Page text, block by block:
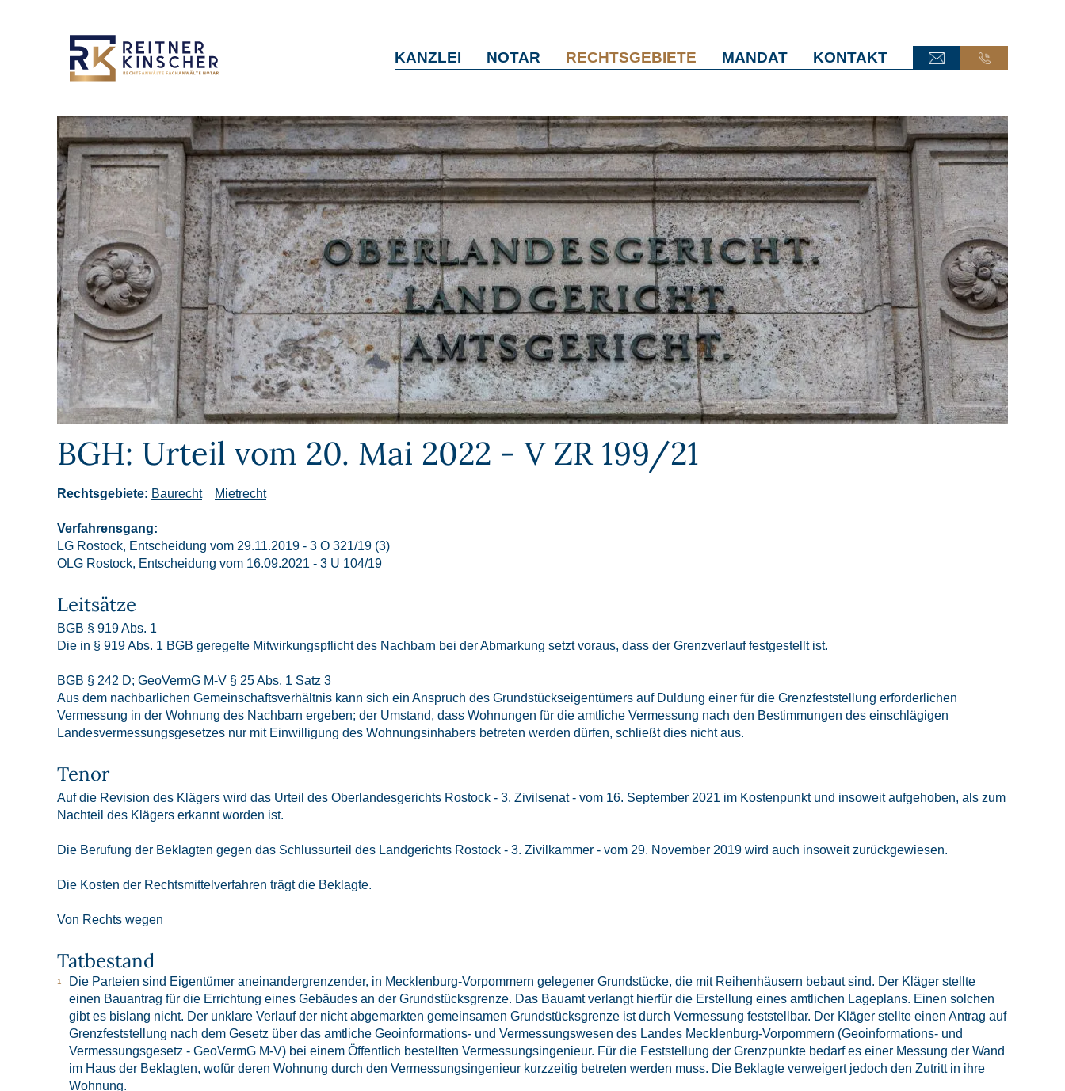
KANZLEI NOTAR RECHTSGEBIETE MANDAT KONTAKT
ONLINE-TERMINANFRAGE
ONLINE-AKTE
ONLINE-TERMINANFRAGE
ONLINE-AKTE
BGH: Urteil vom 20. Mai 2022 - V ZR 199/21
Rechtsgebiete: Baurecht Mietrecht
Verfahrensgang:
LG Rostock, Entscheidung vom 29.11.2019 - 3 O 321/19 (3)
OLG Rostock, Entscheidung vom 16.09.2021 - 3 U 104/19
Leitsätze
BGB § 919 Abs. 1
Die in § 919 Abs. 1 BGB geregelte Mitwirkungspflicht des Nachbarn bei der Abmarkung setzt voraus, dass der Grenzverlauf festgestellt ist.
BGB § 242 D; GeoVermG M-V § 25 Abs. 1 Satz 3
Aus dem nachbarlichen Gemeinschaftsverhältnis kann sich ein Anspruch des Grundstückseigentümers auf Duldung einer für die Grenzfeststellung erforderlichen
Vermessung in der Wohnung des Nachbarn ergeben; der Umstand, dass Wohnungen für die amtliche Vermessung nach den Bestimmungen des einschlägigen
Landesvermessungsgesetzes nur mit Einwilligung des Wohnungsinhabers betreten werden dürfen, schließt dies nicht aus.
Tenor
Auf die Revision des Klägers wird das Urteil des Oberlandesgerichts Rostock - 3. Zivilsenat - vom 16. September 2021 im Kostenpunkt und insoweit aufgehoben, als zum
Nachteil des Klägers erkannt worden ist.
Die Berufung der Beklagten gegen das Schlussurteil des Landgerichts Rostock - 3. Zivilkammer - vom 29. November 2019 wird auch insoweit zurückgewiesen.
Die Kosten der Rechtsmittelverfahren trägt die Beklagte.
Von Rechts wegen
Tatbestand
Die Parteien sind Eigentümer aneinandergrenzender, in Mecklenburg-Vorpommern gelegener Grundstücke, die mit Reihenhäusern bebaut sind. Der Kläger stellte
einen Bauantrag für die Errichtung eines Gebäudes an der Grundstücksgrenze. Das Bauamt verlangt hierfür die Erstellung eines amtlichen Lageplans. Einen solchen
gibt es bislang nicht. Der unklare Verlauf der nicht abgemarkten gemeinsamen Grundstücksgrenze ist durch Vermessung feststellbar. Der Kläger stellte einen Antrag auf
Grenzfeststellung nach dem Gesetz über das amtliche Geoinformations- und Vermessungswesen des Landes Mecklenburg-Vorpommern (Geoinformations- und
Vermessungsgesetz - GeoVermG M-V) bei einem Öffentlich bestellten Vermessungsingenieur. Für die Feststellung der Grenzpunkte bedarf es einer Messung der Wand
im Haus der Beklagten, wofür deren Wohnung durch den Vermessungsingenieur kurzzeitig betreten werden muss. Die Beklagte verweigert jedoch den Zutritt in ihre
Wohnung.